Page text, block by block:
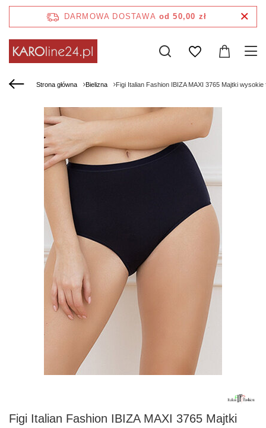
DARMOWA DOSTAWA od 50,00 zł
Strona główna Bielizna Figi Italian Fashion IBIZA MAXI 3765 Majtki wysokie
Figi Italian Fashion IBIZA MAXI 3765 Majtki